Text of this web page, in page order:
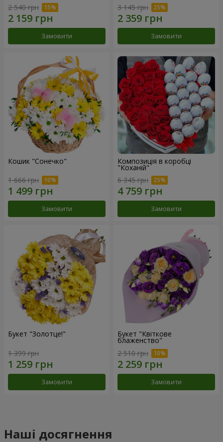
2 540 грн
Замовити
3 145 грн
Замовити
Кошик "Сонечко"
1 666 грн
Замовити
Композиція в коробці
"Коханій"
6 345 грн
Замовити
Букет "Золотце!"
1 399 грн
Замовити
Букет "Квіткове
блаженство"
2 510 грн
Замовити
Наші досягнення